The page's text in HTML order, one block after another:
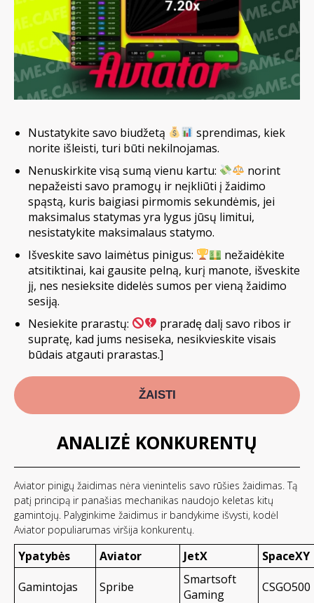
Nustatykite savo biudžetą
sprendimas, kiek
norite išleisti, turi būti nekilnojamas.
Nenuskirkite visą sumą vienu kartu:
norint
nepažeisti savo pramogų ir neįkliūti į žaidimo
spąstą, kuris baigiasi pirmomis sekundėmis, jei
maksimalus statymas yra lygus jūsų limitui,
nesistatykite maksimalaus statymo.
Išveskite savo laimėtus pinigus:
nežaidėkite
atsitiktinai, kai gausite pelną, kurį manote, išveskite
jį, nes nesieksite didelės sumos per vieną žaidimo
sesiją.
Nesiekite prarastų:
praradę dalį savo ribos ir
supratę, kad jums nesiseka, nesikvieskite visais
būdais atgauti prarastas.]
ŽAISTI
ANALIZĖ KONKURENTŲ
Aviator pinigų žaidimas nėra vienintelis savo rūšies žaidimas. Tą
patį principą ir panašias mechanikas naudojo keletas kitų
gamintojų. Palyginkime žaidimus ir bandykime išvysti, kodėl
Aviator populiarumas viršija konkurentų.
Ypatybės Aviator JetX
SpaceXY
Gamintojas
Spribe
Smartsoft
Gaming
CSGO500